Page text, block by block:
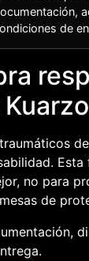
de
Esta
no para
de